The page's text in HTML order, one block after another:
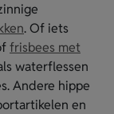
. Of iets
frisbees met
waterflessen
Andere hippe
en